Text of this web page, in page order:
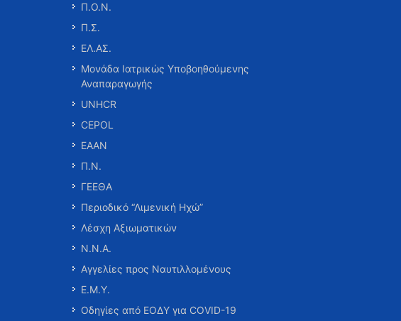
Π.Ο.Ν.
Π.Σ.
ΕΛ.ΑΣ.
Μονάδα Ιατρικώς Υποβοηθούμενης
Αναπαραγωγής
UNHCR
CEPOL
ΕΑΑΝ
Π.Ν.
ΓΕΕΘΑ
Περιοδικό “Λιμενική Ηχώ”
Λέσχη Αξιωματικών
Ν.Ν.Α.
Αγγελίες προς Ναυτιλλομένους
Ε.Μ.Υ.
Οδηγίες από ΕΟΔΥ για COVID-19